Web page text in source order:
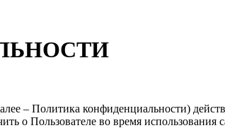
– Политика конфиденциальности)
о Пользователе во время использования